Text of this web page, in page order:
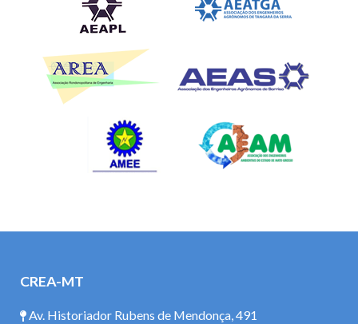
CREA-MT
Av. Historiador Rubens de Mendonça, 491